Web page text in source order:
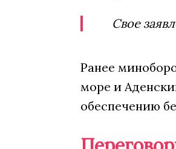
Свое
Ранее
море и
обеспечению